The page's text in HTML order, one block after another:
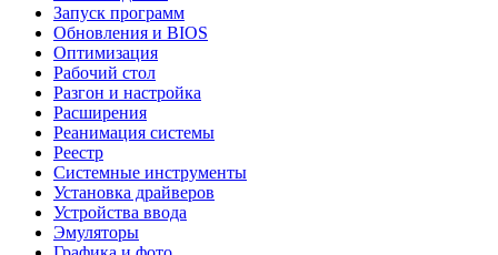
Запуск программ
Обновления и BIOS
Оптимизация
Рабочий стол
Разгон и настройка
Расширения
Реанимация системы
Реестр
Системные инструменты
Установка драйверов
Устройства ввода
Эмуляторы